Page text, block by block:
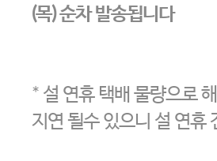
(목) 순차 발송됩니다
* 설 연휴 택배 물량으로
지연 될수 있으니 설 연휴